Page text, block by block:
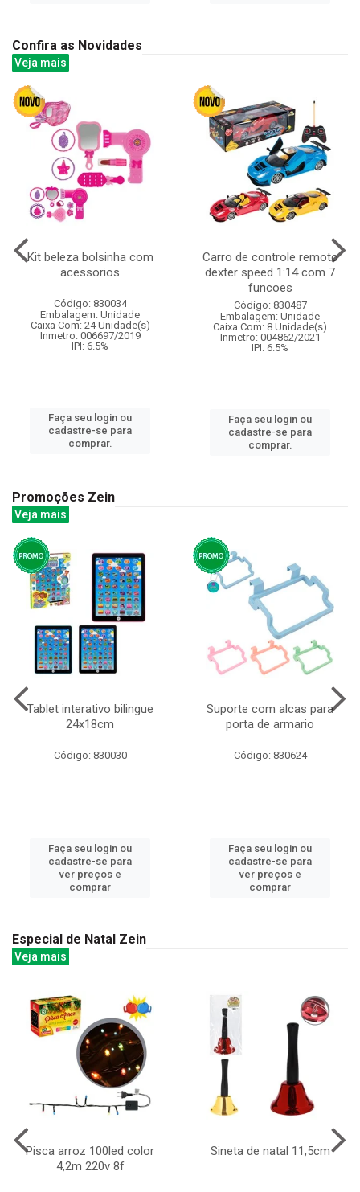
Confira as Novidades
Veja mais
Kit beleza bolsinha com
acessorios
Código: 830034
Embalagem: Unidade
Caixa Com: 24 Unidade(s)
Inmetro: 006697/2019
IPI: 6.5%
Faça seu login ou
cadastre-se para
comprar.
Carro de controle remoto
dexter speed 1:14 com 7
funcoes
Código: 830487
Embalagem: Unidade
Caixa Com: 8 Unidade(s)
Inmetro: 004862/2021
IPI: 6.5%
Faça seu login ou
cadastre-se para
comprar.
Promoções Zein
Veja mais
Tablet interativo bilingue
24x18cm
Código: 830030
Faça seu login ou
cadastre-se para
ver preços e
comprar
Suporte com alcas para
porta de armario
Código: 830624
Faça seu login ou
cadastre-se para
ver preços e
comprar
Especial de Natal Zein
Veja mais
Pisca arroz 100led color
4,2m 220v 8f
Sineta de natal 11,5cm